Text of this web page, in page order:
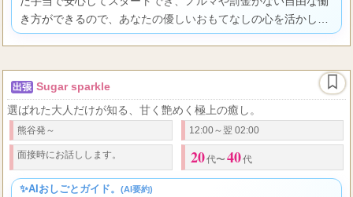
き方ができるので、あなたの優しいおもてなしの心を活かして
高収入と喜びを感じながら輝けますよ。
出張 Sugar sparkle
選ばれた大人だけが知る、甘く艶めく極上の癒し。
熊谷発～ 12:00～翌 02:00
面接時にお話しします。 20代〜 40代
✨AIおしごとガイド。 (AI要約)